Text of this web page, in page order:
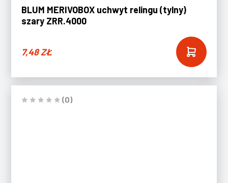
BLUM MERIVOBOX uchwyt relingu (tylny)
szary ZRR.4000
7,48ZŁ
(0)